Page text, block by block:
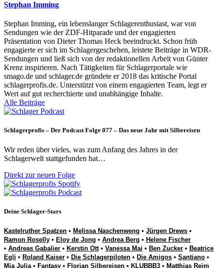
Stephan Imming
Stephan Imming, ein lebenslanger Schlagerenthusiast, war von
Sendungen wie der ZDF-Hitparade und der engagierten
Präsentation von Dieter Thomas Heck beeindruckt. Schon früh
engagierte er sich im Schlagergeschehen, leistete Beiträge in WDR-
Sendungen und ließ sich von der redaktionellen Arbeit von Günter
Krenz inspirieren. Nach Tätigkeiten für Schlagerportale wie
smago.de und schlager.de gründete er 2018 das kritische Portal
schlagerprofis.de. Unterstützt von einem engagierten Team, legt er
Wert auf gut recherchierte und unabhängige Inhalte.
Alle Beiträge
Schlagerprofis – Der Podcast Folge 077 – Das neue Jahr mit Silbereisen
Wir reden über vieles, was zum Anfang des Jahres in der
Schlagerwelt stattgefunden hat…
Direkt zur neuen Folge
Deine Schlager-Stars
Kastelruther Spatzen • Melissa Naschenweng • Jürgen Drews •
Ramon Roselly • Eloy de Jong • Andrea Berg • Helene Fischer
• Andreas Gabalier • Kerstin Ott• Vanessa Mai • Ben Zucker • Beatrice
Egli • Roland Kaiser • Die Schlagerpiloten • Die Amigos • Santiano •
Mia Julia• Fantasy • Florian Silbereisen • KLUBBB3 • Matthias Reim